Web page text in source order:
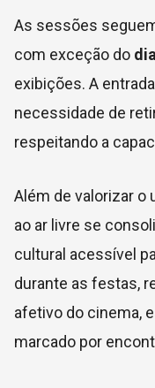
As sessões
com exceção do
exibições. A
necessidade de
respeitando a
Além de valorizar o
ao ar livre se
cultural acessível
durante as festas,
afetivo do cinema,
marcado por